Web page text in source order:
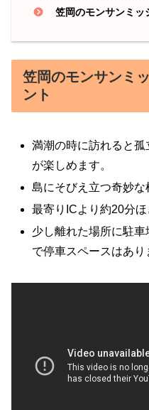
笠岡のモンサンミッ
笠岡のモンサンミ
ント
満潮の時に訪れると
が楽しめます。
島にそびえ立つ奇妙な
最寄りICより約20分ほ
少し離れた場所に駐
で停車スペースはあり